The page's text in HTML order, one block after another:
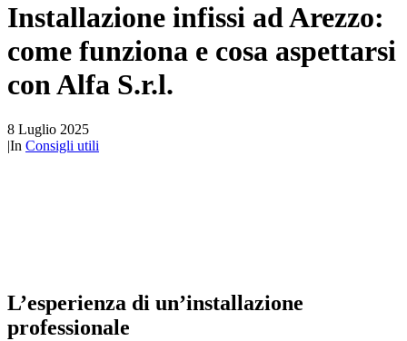
Installazione infissi ad Arezzo:
come funziona e cosa aspettarsi
con Alfa S.r.l.
8 Luglio 2025
|In Consigli utili
L’esperienza di un’installazione
professionale